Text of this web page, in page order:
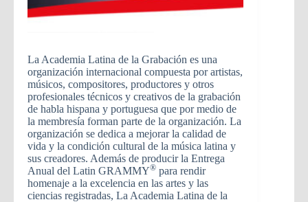
La Academia Latina de la Grabación es una
organización internacional compuesta por artistas,
músicos, compositores, productores y otros
profesionales técnicos y creativos de la grabación
de habla hispana y portuguesa que por medio de
la membresía forman parte de la organización. La
organización se dedica a mejorar la calidad de
vida y la condición cultural de la música latina y
sus creadores. Además de producir la Entrega
Anual del Latin GRAMMY® para rendir
homenaje a la excelencia en las artes y las
ciencias registradas, La Academia Latina de la